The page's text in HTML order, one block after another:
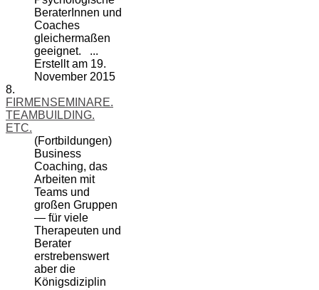
BeraterInnen und
Coaches
gleichermaßen
geeignet. ...
Erstellt am 19.
November 2015
8.
FIRMENSEMINARE.
TEAMBUILDING.
ETC.
(Fortbildungen)
Business
Coaching, das
Arbeiten mit
Teams und
großen Gruppen
— für viele
Therapeuten und
Berater
erstrebenswert
aber die
Königsdiziplin